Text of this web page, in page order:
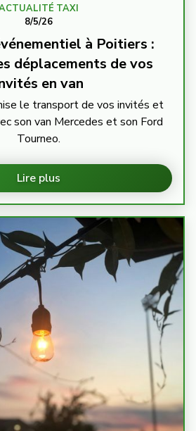
TAXI
8/5/26
à Poitiers :
déplacements de vos
en van
le transport de vos invités et
son van Mercedes et son Ford
Tourneo.
Lire plus